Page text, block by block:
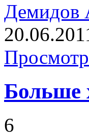
Демидов
Больше
6